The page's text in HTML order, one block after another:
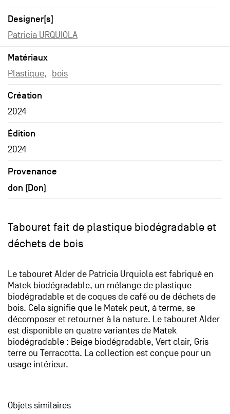
Designer[s]
Patricia URQUIOLA
Matériaux
Plastique bois
Création
2024
Édition
2024
Provenance
don (Don)
Tabouret fait de plastique biodégradable et
déchets de bois
Le tabouret Alder de Patricia Urquiola est fabriqué en
Matek biodégradable, un mélange de plastique
biodégradable et de coques de café ou de déchets de
bois. Cela signifie que le Matek peut, à terme, se
décomposer et retourner à la nature. Le tabouret Alder
est disponible en quatre variantes de Matek
biodégradable : Beige biodégradable, Vert clair, Gris
terre ou Terracotta. La collection est conçue pour un
usage intérieur.
Objets similaires